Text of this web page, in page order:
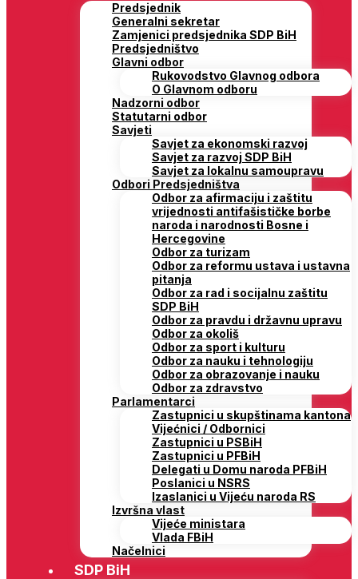
Predsjednik
Generalni sekretar
Zamjenici predsjednika SDP BiH
Predsjedništvo
Glavni odbor
Rukovodstvo Glavnog odbora
O Glavnom odboru
Nadzorni odbor
Statutarni odbor
Savjeti
Savjet za ekonomski razvoj
Savjet za razvoj SDP BiH
Savjet za lokalnu samoupravu
Odbori Predsjedništva
Odbor za afirmaciju i zaštitu
vrijednosti antifašističke borbe
naroda i narodnosti Bosne i
Hercegovine
Odbor za turizam
Odbor za reformu ustava i ustavna
pitanja
Odbor za rad i socijalnu zaštitu
SDP BiH
Odbor za pravdu i državnu upravu
Odbor za okoliš
Odbor za sport i kulturu
Odbor za nauku i tehnologiju
Odbor za obrazovanje i nauku
Odbor za zdravstvo
Parlamentarci
Zastupnici u skupštinama kantona
Vijećnici / Odbornici
Zastupnici u PSBiH
Zastupnici u PFBiH
Delegati u Domu naroda PFBiH
Poslanici u NSRS
Izaslanici u Vijeću naroda RS
Izvršna vlast
Vijeće ministara
Vlada FBiH
Načelnici
SDP BiH